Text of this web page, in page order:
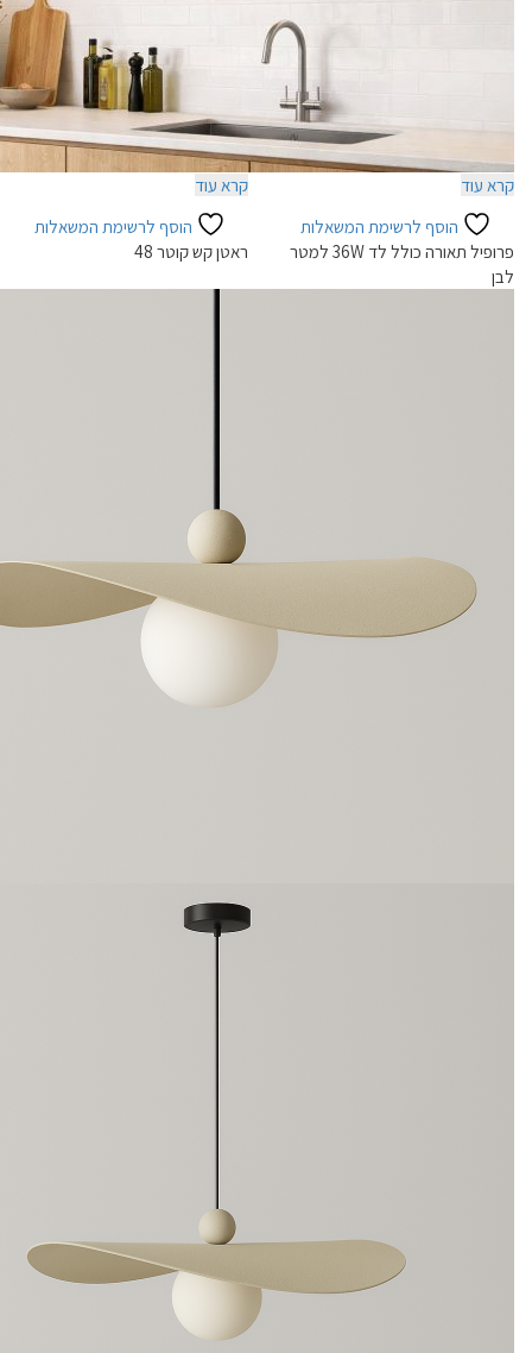
קרא עוד
הוסף לרשימת המשאלות
ראטן קש קוטר 48
קרא עוד
הוסף לרשימת המשאלות
פרופיל תאורה כולל לד 36W למטר
לבן
הוסף לרשימת המשאלות